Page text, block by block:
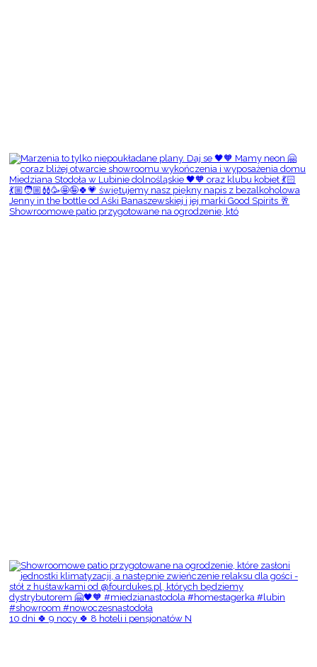
Showroomowe patio przygotowane na ogrodzenie, któ
10 dni 🍀 9 nocy 🍀 8 hoteli i pensjonatów N